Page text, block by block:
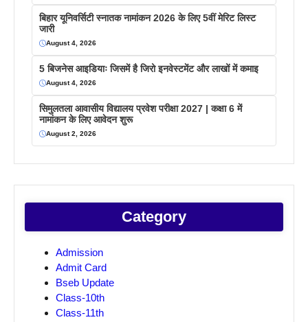
बिहार यूनिवर्सिटी स्नातक नामांकन 2026 के लिए 5वीं मेरिट लिस्ट
जारी
August 4, 2026
5 बिजनेस आइडियाः जिसमें है जिरो इनवेस्टमेंट और लाखों में कमाइ
August 4, 2026
सिमुलतला आवासीय विद्यालय प्रवेश परीक्षा 2027 | कक्षा 6 में
नामांकन के लिए आवेदन शुरू
August 2, 2026
Category
Admission
Admit Card
Bseb Update
Class-10th
Class-11th